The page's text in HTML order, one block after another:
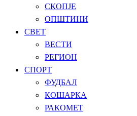
СКОПЈЕ
ОПШТИНИ
СВЕТ
ВЕСТИ
РЕГИОН
СПОРТ
ФУДБАЛ
КОШАРКА
РАКОМЕТ